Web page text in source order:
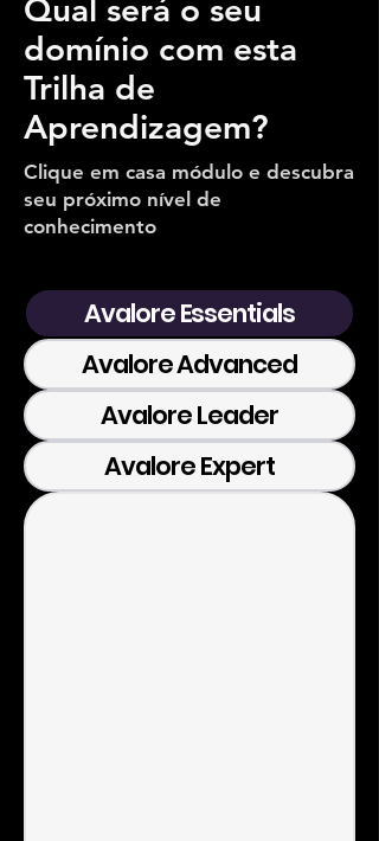
Qual será o seu
domínio com esta
Trilha de
Aprendizagem?
Clique em casa módulo e descubra
seu próximo nível de
conhecimento
Avalore Essentials
Avalore Advanced
Avalore Leader
Avalore Expert